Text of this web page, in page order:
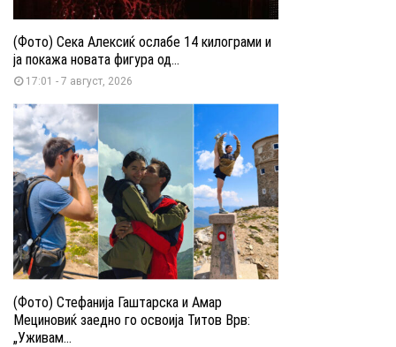
(Фото) Сека Алексиќ ослабе 14 килограми и
ја покажа новата фигура од...
17:01 - 7 август, 2026
(Фото) Стефанија Гаштарска и Амар
Мециновиќ заедно го освоија Титов Врв:
„Уживам...